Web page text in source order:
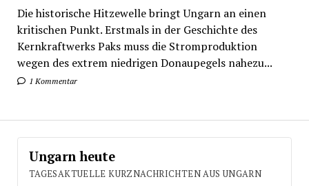
Die historische Hitzewelle bringt Ungarn an einen
kritischen Punkt. Erstmals in der Geschichte des
Kernkraftwerks Paks muss die Stromproduktion
wegen des extrem niedrigen Donaupegels nahezu...
1 Kommentar
Ungarn heute
TAGESAKTUELLE KURZNACHRICHTEN AUS UNGARN